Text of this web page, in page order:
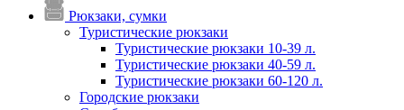
Рюкзаки, сумки
Туристические рюкзаки
Туристические рюкзаки 10-39 л.
Туристические рюкзаки 40-59 л.
Туристические рюкзаки 60-120 л.
Городские рюкзаки